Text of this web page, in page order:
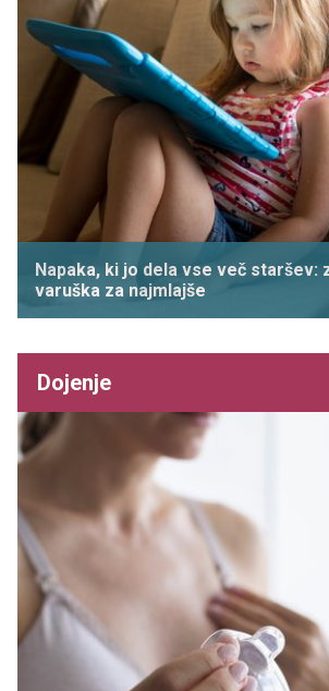
Napaka, ki jo dela vse več staršev:
varuška za najmlajše
Dojenje